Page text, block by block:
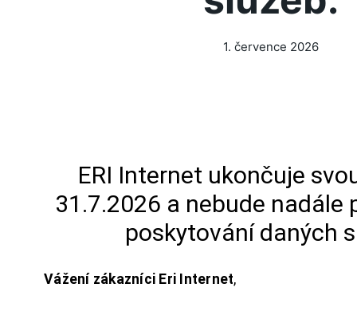
1. července 2026
ERI Internet ukončuje
31.7.2026 a nebude nadále
poskytování daných
Vážení zákazníci Eri Internet,